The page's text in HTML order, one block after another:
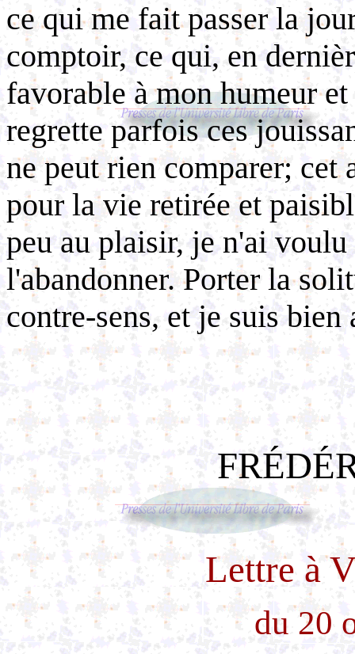
ce qui me fait passer la
comptoir, ce qui, en
favorable à mon humeur
regrette parfois ces
ne peut rien comparer; cet
pour la vie retirée et
peu au plaisir, je n'ai
l'abandonner. Porter la
contre-sens, et je suis bien
Lettre à
du 20